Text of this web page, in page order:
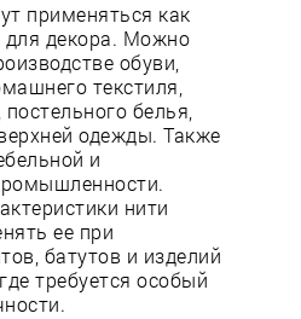
применяться как
для декора. Можно
обуви,
текстиля,
белья,
одежды. Также
и
нити
ее при
батутов и изделий
требуется особый